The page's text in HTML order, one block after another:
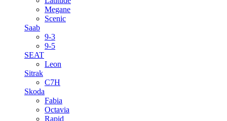
Megane
Scenic
Saab
9-3
9-5
SEAT
Leon
Sitrak
C7H
Skoda
Fabia
Octavia
Rapid